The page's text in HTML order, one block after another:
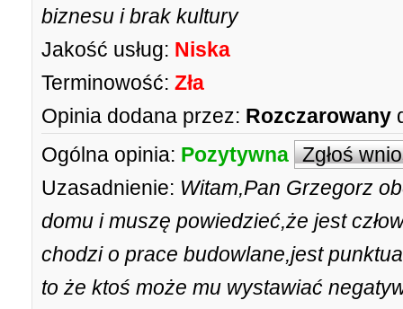
biznesu i brak kultury
Jakość usług: Niska
Terminowość: Zła
Opinia dodana przez: Rozczarowany
Ogólna opinia: Pozytywna Zgłoś
Uzasadnienie: Witam,Pan Grzegorz
domu i muszę powiedzieć,że jest
chodzi o prace budowlane,jest
to że ktoś może mu wystawiać